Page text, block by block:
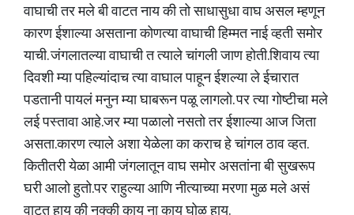
वाघाची तर मले बी वाटत नाय की तो साधासुधा वाघ असल म्हणून
कारण ईशाल्या असताना कोणत्या वाघाची हिम्मत नाई व्हती समोर
याची. जंगलातल्या वाघाची त त्याले चांगली जाण होती.शिवाय त्या
दिवशी म्या पहिल्यांदाच त्या वाघाल पाहून ईशल्या ले ईचारात
पडतानी पायलं मनुन म्या घाबरून पळू लागलो. पर त्या गोष्टीचा मले
लई पस्तावा आहे.जर म्या पळालो नसतो तर ईशाल्या आज जिता
असता.कारण त्याले अशा येळेला का कराच हे चांगल ठाव व्हत.
कितीतरी येळा आमी जंगलातून वाघ समोर असतांना बी सुखरूप
घरी आलो हुतो.पर राहुल्या आणि नीत्याच्या मरणा मुळ मले असं